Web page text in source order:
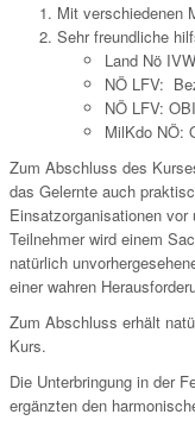
Mit verschiedenen
Sehr freundliche
Land Nö
NÖ LFV:
NÖ LFV:
MilKdo NÖ:
Zum Abschluss des
das Gelernte auch
Einsatzorganisationen
Teilnehmer wird einem
natürlich
einer wahren
Zum Abschluss erhält
Kurs.
Die Unterbringung in der
ergänzten den